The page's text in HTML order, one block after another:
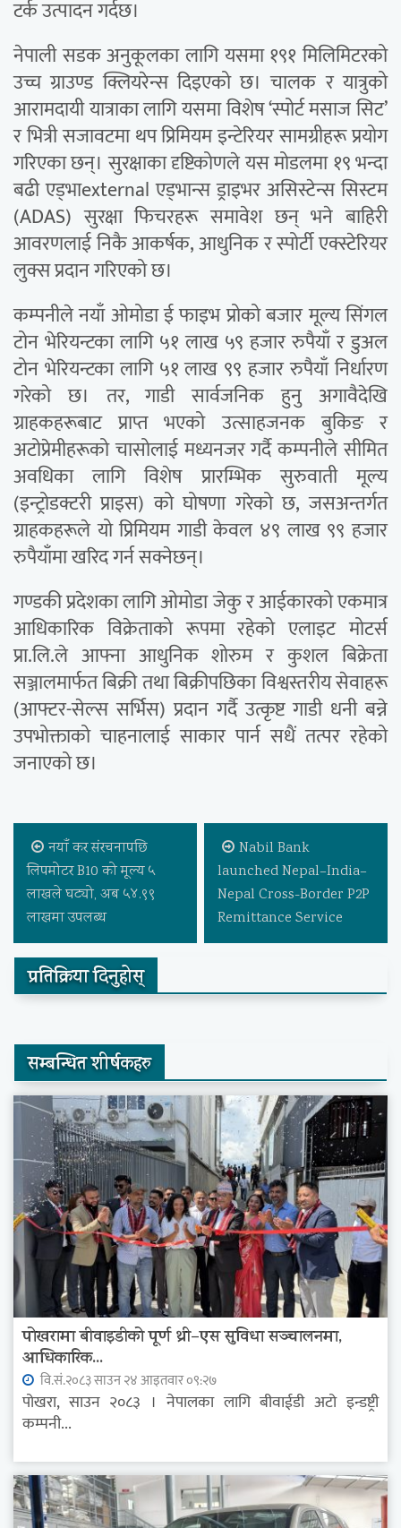
टर्क उत्पादन गर्दछ।
नेपाली सडक अनुकूलका लागि यसमा १९१ मिलिमिटरको
उच्च ग्राउण्ड क्लियरेन्स दिइएको छ। चालक र यात्रुको
आरामदायी यात्राका लागि यसमा विशेष ‘स्पोर्ट मसाज सिट’
र भित्री सजावटमा थप प्रिमियम इन्टेरियर सामग्रीहरू प्रयोग
गरिएका छन्। सुरक्षाका दृष्टिकोणले यस मोडलमा १९ भन्दा
बढी एड्भाexternal एड्भान्स ड्राइभर असिस्टेन्स सिस्टम
(ADAS) सुरक्षा फिचरहरू समावेश छन् भने बाहिरी
आवरणलाई निकै आकर्षक, आधुनिक र स्पोर्टी एक्स्टेरियर
लुक्स प्रदान गरिएको छ।
कम्पनीले नयाँ ओमोडा ई फाइभ प्रोको बजार मूल्य सिंगल
टोन भेरियन्टका लागि ५१ लाख ५९ हजार रुपैयाँ र डुअल
टोन भेरियन्टका लागि ५१ लाख ९९ हजार रुपैयाँ निर्धारण
गरेको छ। तर, गाडी सार्वजनिक हुनु अगावैदेखि
ग्राहकहरूबाट प्राप्त भएको उत्साहजनक बुकिङ र
अटोप्रेमीहरूको चासोलाई मध्यनजर गर्दै कम्पनीले सीमित
अवधिका लागि विशेष प्रारम्भिक सुरुवाती मूल्य
(इन्ट्रोडक्टरी प्राइस) को घोषणा गरेको छ, जसअन्तर्गत
ग्राहकहरूले यो प्रिमियम गाडी केवल ४९ लाख ९९ हजार
रुपैयाँमा खरिद गर्न सक्नेछन्।
गण्डकी प्रदेशका लागि ओमोडा जेकु र आईकारको एकमात्र
आधिकारिक विक्रेताको रूपमा रहेको एलाइट मोटर्स
प्रा.लि.ले आफ्ना आधुनिक शोरुम र कुशल बिक्रेता
सञ्जालमार्फत बिक्री तथा बिक्रीपछिका विश्वस्तरीय सेवाहरू
(आफ्टर-सेल्स सर्भिस) प्रदान गर्दै उत्कृष्ट गाडी धनी बन्ने
उपभोक्ताको चाहनालाई साकार पार्न सधैं तत्पर रहेको
जनाएको छ।
नयाँ कर संरचनापछि
लिपमोटर B10 को मूल्य ५
लाखले घट्यो, अब ५४.९९
लाखमा उपलब्ध
Nabil Bank
launched Nepal–India–
Nepal Cross-Border P2P
Remittance Service
प्रतिक्रिया दिनुहोस्
सम्बन्धित शीर्षकहरु
पोखरामा बीवाइडीको पूर्ण थ्री–एस सुविधा सञ्चालनमा,
आधिकारिक...
वि.सं.२०८३ साउन २४ आइतवार ०९:२७
पोखरा, साउन २०८३ । नेपालका लागि बीवाईडी अटो इन्डष्ट्री
कम्पनी...